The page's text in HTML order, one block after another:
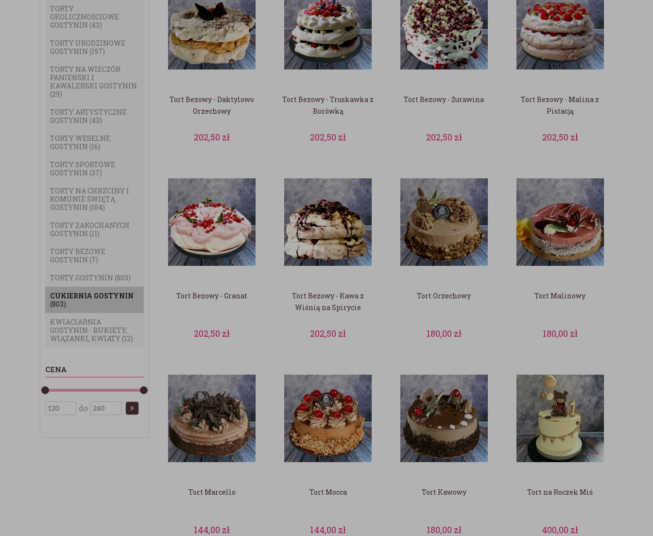
TORTY
OKOLICZNOŚCIOWE
GOSTYNIN (43)
TORTY URODZINOWE
GOSTYNIN (197)
TORTY NA WIECZÓR
PANIEŃSKI I
KAWALERSKI GOSTYNIN
(29)
TORTY ARTYSTYCZNE
GOSTYNIN (43)
TORTY WESELNE
GOSTYNIN (16)
TORTY SPORTOWE
GOSTYNIN (37)
TORTY NA CHRZCINY I
KOMUNIE ŚWIĘTĄ
GOSTYNIN (104)
TORTY ZAKOCHANYCH
GOSTYNIN (11)
TORTY BEZOWE
GOSTYNIN (7)
TORTY GOSTYNIN (803)
CUKIERNIA GOSTYNIN
(803)
KWIACIARNIA
GOSTYNIN - BUKIETY,
WIĄZANKI, KWIATY (12)
CENA
do
Tort Bezowy - Daktylowo
Orzechowy
202,50 zł
Tort Bezowy - Truskawka z
Borówką
202,50 zł
Tort Bezowy - Żurawina
202,50 zł
Tort Bezowy - Malina z
Pistacją
202,50 zł
Tort Bezowy - Granat
202,50 zł
Tort Bezowy - Kawa z
Wiśnią na Spirycie
202,50 zł
Tort Orzechowy
180,00 zł
Tort Malinowy
180,00 zł
Tort Marcello
144,00 zł
Tort Mocca
144,00 zł
Tort Kawowy
180,00 zł
Tort na Roczek Miś
400,00 zł